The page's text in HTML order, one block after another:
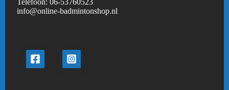
Telefoon:06-53760523
info@online-badmintonshop.nl